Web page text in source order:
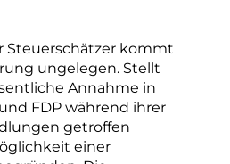
Steuerschätzer kommt
ungelegen. Stellt
Annahme in
FDP während ihrer
getroffen
einer